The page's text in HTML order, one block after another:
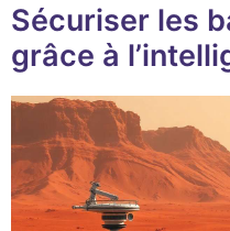
Sécuriser les
grâce à